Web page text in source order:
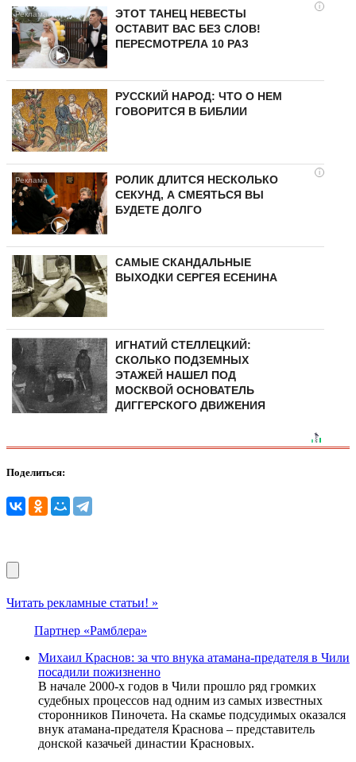
i
ЭТОТ ТАНЕЦ НЕВЕСТЫ
ОСТАВИТ ВАС БЕЗ СЛОВ!
ПЕРЕСМОТРЕЛА 10 РАЗ
РУССКИЙ НАРОД: ЧТО О НЕМ
ГОВОРИТСЯ В БИБЛИИ
i
РОЛИК ДЛИТСЯ НЕСКОЛЬКО
СЕКУНД, А СМЕЯТЬСЯ ВЫ
БУДЕТЕ ДОЛГО
САМЫЕ СКАНДАЛЬНЫЕ
ВЫХОДКИ СЕРГЕЯ ЕСЕНИНА
ИГНАТИЙ СТЕЛЛЕЦКИЙ:
СКОЛЬКО ПОДЗЕМНЫХ
ЭТАЖЕЙ НАШЕЛ ПОД
МОСКВОЙ ОСНОВАТЕЛЬ
ДИГГЕРСКОГО ДВИЖЕНИЯ
Поделиться:
Читать рекламные статьи! »
Партнер «Рамблера»
Михаил Краснов: за что внука атамана-предателя в Чили
посадили пожизненно
В начале 2000-х годов в Чили прошло ряд громких
судебных процессов над одним из самых известных
сторонников Пиночета. На скамье подсудимых оказался
внук атамана-предателя Краснова – представитель
донской казачьей династии Красновых.